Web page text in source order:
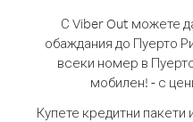
С Viber Out можете
обаждания до Пуерто
всеки номер в
мобилен! - с
Купете кредитни пакети